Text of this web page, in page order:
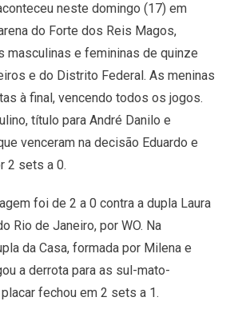
neste domingo (17) em
do Forte dos Reis Magos,
masculinas e femininas de quinze
e do Distrito Federal. As meninas
à final, vencendo todos os jogos.
título para André Danilo e
venceram na decisão Eduardo e
2 sets a 0.
foi de 2 a 0 contra a dupla Laura
Rio de Janeiro, por WO. Na
da Casa, formada por Milena e
a derrota para as sul-mato-
fechou em 2 sets a 1.